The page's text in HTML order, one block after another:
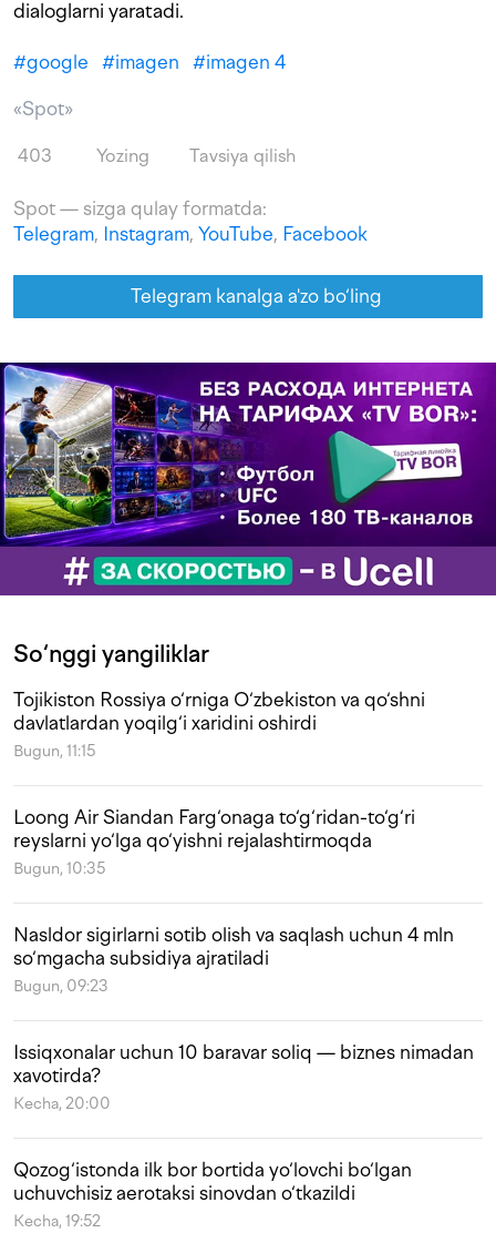
dialoglarni yaratadi.
#google #imagen #imagen 4
«Spot»
403 Yozing Tavsiya qilish
Spot — sizga qulay formatda:
Telegram, Instagram, YouTube, Facebook
Telegram kanalga a'zo bo‘ling
So‘nggi yangiliklar
Tojikiston Rossiya o‘rniga O‘zbekiston va qo‘shni
davlatlardan yoqilg‘i xaridini oshirdi
Bugun, 11:15
Loong Air Siandan Farg‘onaga to‘g‘ridan-to‘g‘ri
reyslarni yo‘lga qo‘yishni rejalashtirmoqda
Bugun, 10:35
Nasldor sigirlarni sotib olish va saqlash uchun 4 mln
so‘mgacha subsidiya ajratiladi
Bugun, 09:23
Issiqxonalar uchun 10 baravar soliq — biznes nimadan
xavotirda?
Kecha, 20:00
Qozog‘istonda ilk bor bortida yo‘lovchi bo‘lgan
uchuvchisiz aerotaksi sinovdan o‘tkazildi
Kecha, 19:52